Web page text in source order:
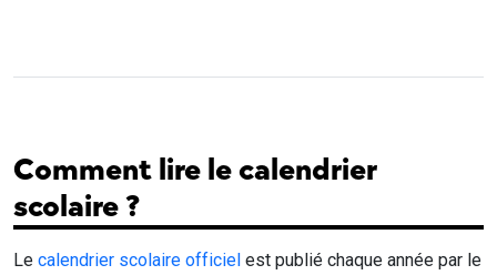
Comment lire le calendrier
scolaire ?
Le calendrier scolaire officiel est publié chaque année par le